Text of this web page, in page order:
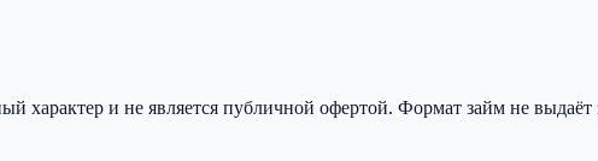
характер и не является публичной офертой. Формат займ не